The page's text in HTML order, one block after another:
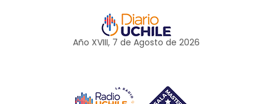
Año XVIII, 7 de Agosto de 2026